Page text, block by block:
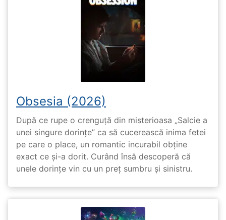
Obsesia (2026)
După ce rupe o crenguță din misterioasa „Salcie a
unei singure dorințe” ca să cucerească inima fetei
pe care o place, un romantic incurabil obține
exact ce și-a dorit. Curând însă descoperă că
unele dorințe vin cu un preț sumbru și sinistru.